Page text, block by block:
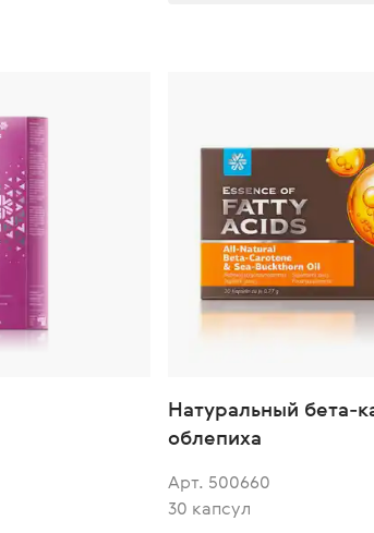
Натуральный бета-
облепиха
Арт. 500660
30 капсул